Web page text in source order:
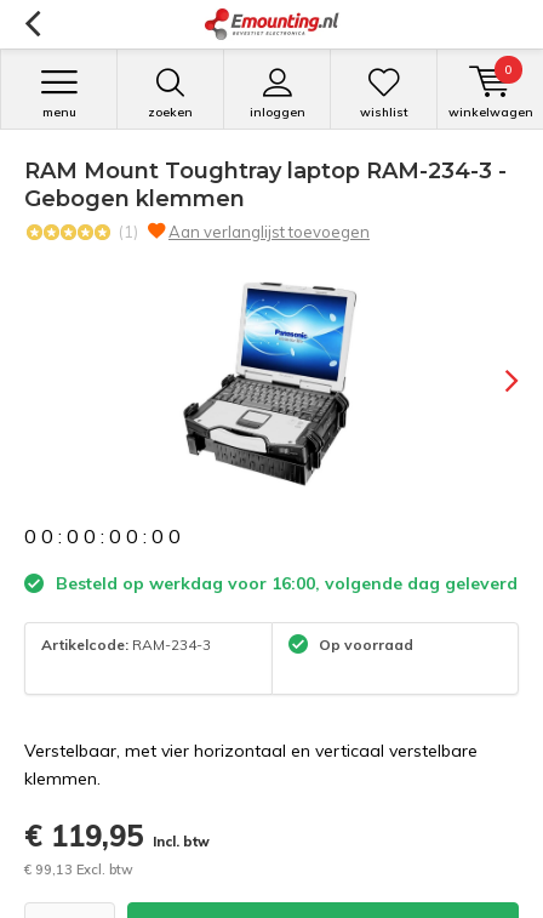
zoeken inloggen
menu wishlist winkelwagen
0
RAM Mount Toughtray laptop RAM-234-3 -
Gebogen klemmen
(1) Aan verlanglijst toevoegen
0 0 : 0 0 : 0 0 : 0 0
Besteld op werkdag voor 16:00, volgende dag geleverd
Artikelcode: RAM-234-3 Op voorraad
Verstelbaar, met vier horizontaal en verticaal verstelbare
klemmen.
€ 119,95
Incl. btw
€ 99,13 Excl. btw